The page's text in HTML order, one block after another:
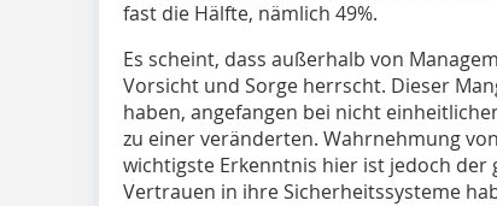
fast die Hälfte, nämlich 49%.
Es scheint, dass außerhalb von
Vorsicht und Sorge herrscht. Dieser
haben, angefangen bei nicht
zu einer veränderten. Wahrnehmung
wichtigste Erkenntnis hier ist jedoch der
Vertrauen in ihre Sicherheitssysteme